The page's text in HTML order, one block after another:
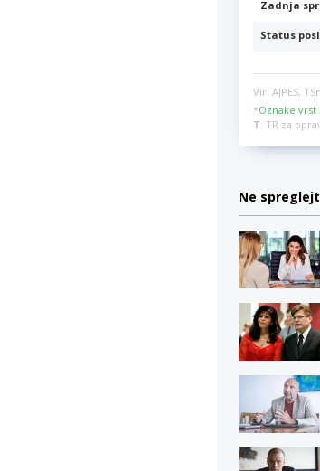
Zadnja
Status
Vir: AJPES,
*Oznake vrst
T: TR za
Ne